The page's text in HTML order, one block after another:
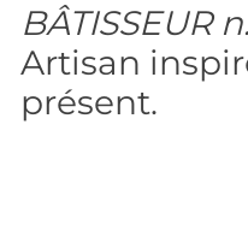
BÂTISSEUR
Artisan
présent.